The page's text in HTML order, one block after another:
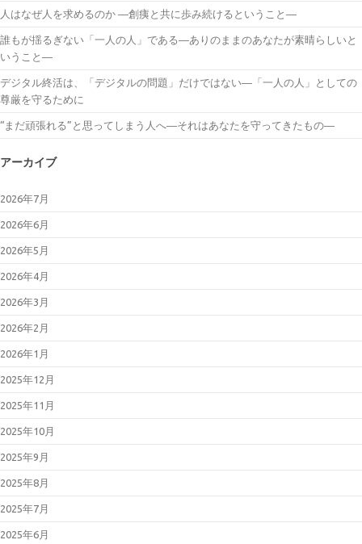
人はなぜ人を求めるのか ―創痍と共に歩み続けるということ―
誰もが揺るぎない「一人の人」である―ありのままのあなたが素晴らしいと
いうこと―
デジタル終活は、「デジタルの問題」だけではない―「一人の人」としての
尊厳を守るために
“まだ頑張れる”と思ってしまう人へ―それはあなたを守ってきたもの―
アーカイブ
2026年7月
2026年6月
2026年5月
2026年4月
2026年3月
2026年2月
2026年1月
2025年12月
2025年11月
2025年10月
2025年9月
2025年8月
2025年7月
2025年6月